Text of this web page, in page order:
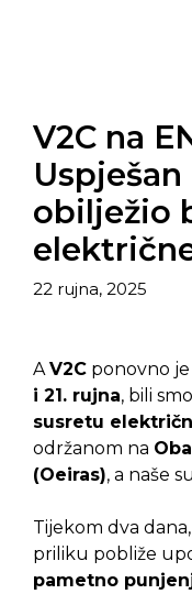
V2C na
obilježio
22 rujna, 2025
AV2C ponovno
i 21. rujna, bili
susretu
održanom na
(Oeiras), a naše
Tijekom dva
priliku pobliže
pametno